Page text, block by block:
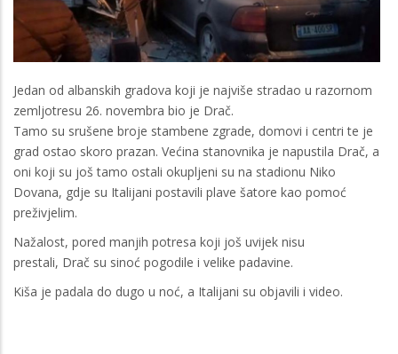
Jedan od albanskih gradova koji je najviše stradao u razornom
zemljotresu 26. novembra bio je Drač.
Tamo su srušene broje stambene zgrade, domovi i centri te je
grad ostao skoro prazan. Većina stanovnika je napustila Drač, a
oni koji su još tamo ostali okupljeni su na stadionu Niko
Dovana, gdje su Italijani postavili plave šatore kao pomoć
preživjelim.
Nažalost, pored manjih potresa koji još uvijek nisu
prestali, Drač su sinoć pogodile i velike padavine.
Kiša je padala do dugo u noć, a Italijani su objavili i video.